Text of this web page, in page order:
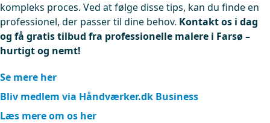
kompleks proces. Ved at følge disse tips, kan du finde en
professionel, der passer til dine behov. Kontakt os i dag
og få gratis tilbud fra professionelle malere i Farsø –
hurtigt og nemt!
Se mere her
Bliv medlem via Håndværker.dk Business
Læs mere om os her